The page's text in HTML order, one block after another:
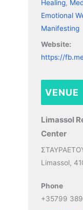
Healing,
Emotional
Manifesting
Website:
https://
VENUE
Limassol
Center
Limassol,
Phone
+35799